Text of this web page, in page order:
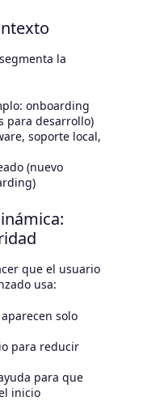
la
onboarding
para desarrollo)
soporte local,
(nuevo
que el usuario
usa:
solo
para reducir
para que
inicio